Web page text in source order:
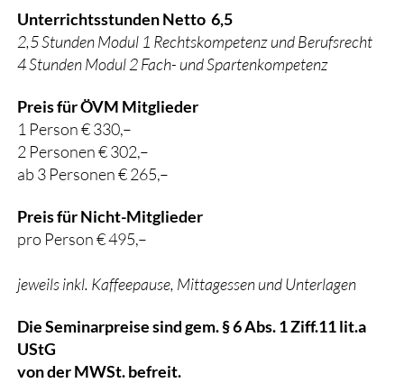
Unterrichtsstunden Netto 6,5
2,5 Stunden Modul 1 Rechtskompetenz und Berufsrecht
4 Stunden Modul 2 Fach- und Spartenkompetenz
Preis für ÖVM Mitglieder
1 Person € 330,–
2 Personen € 302,–
ab 3 Personen € 265,–
Preis für Nicht-Mitglieder
pro Person € 495,–
jeweils inkl. Kaffeepause, Mittagessen und Unterlagen
Die Seminarpreise sind gem. § 6 Abs. 1 Ziff.11 lit.a
UStG
von der MWSt. befreit.